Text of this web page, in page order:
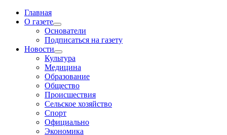
Главная
О газете
Основатели
Подписаться на газету
Новости
Культура
Медицина
Образование
Общество
Происшествия
Сельское хозяйство
Спорт
Официально
Экономика